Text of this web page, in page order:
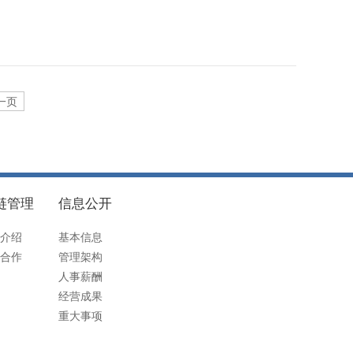
页
管理
绍
作
信息公开
基本信息
管理架构
人事薪酬
经营成果
重大事项